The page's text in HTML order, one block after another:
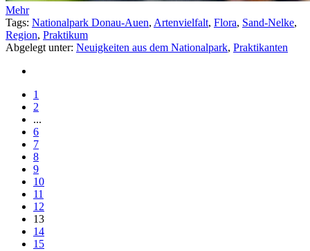
Mehr
Tags: Nationalpark Donau-Auen, Artenvielfalt, Flora, Sand-Nelke,
Region, Praktikum
Abgelegt unter: Neuigkeiten aus dem Nationalpark, Praktikanten
1
2
...
6
7
8
9
10
11
12
13
14
15